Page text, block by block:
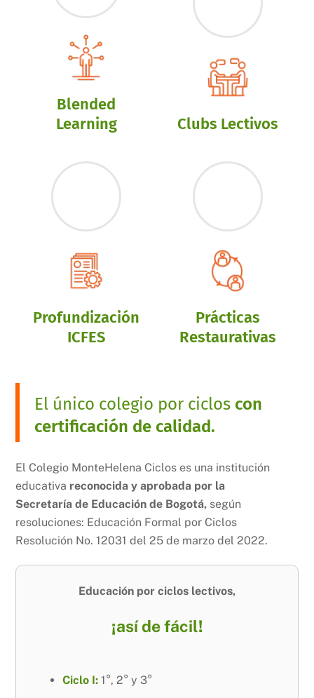
Blended
Learning
Clubs Lectivos
Profundización
ICFES
Prácticas
Restaurativas
El único colegio por ciclos con
certificación de calidad.
El Colegio MonteHelena Ciclos es una institución
educativa reconocida y aprobada por la
Secretaría de Educación de Bogotá, según
resoluciones: Educación Formal por Ciclos
Resolución No. 12031 del 25 de marzo del 2022.
Educación por ciclos lectivos,
¡así de fácil!
Ciclo I:1°, 2° y 3°